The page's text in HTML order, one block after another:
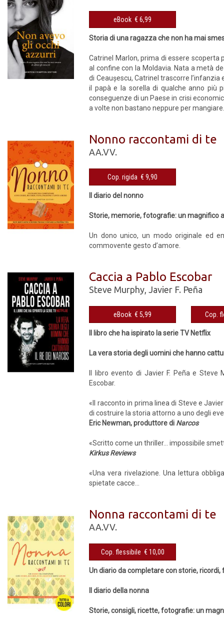
eBook € 6,99
Storia di una ragazza che non ha mai
Catrinel Marlon, prima di essere scoperta
al confine con la Moldavia. Nata a metà
di Ceaușescu, Catrinel trascorre
il papà e la sorella di qualche anno più
conseguenze di un Paese in crisi
a volte non bastano neppure per
Nonno raccontami di te
AA.VV.
Cop. rigida € 9,90
Il diario del nonno
Storie, memorie, fotografie: un magnifico
Un dono unico, un modo originale ed
commovente gesto d’amore.
Caccia a Pablo Escobar
Steve Murphy,Javier F. Peña
eBook € 5,99
Il libro che ha ispirato la serie TV Netflix
La vera storia degli uomini che hanno
Il libro evento di Javier F. Peña e
Escobar.
«Il racconto in prima linea di Steve e
di costruire la storia attorno a uno degli
Eric Newman, produttore di Narcos
«Scritto come un thriller... impossibile
Kirkus Reviews
«Una vera rivelazione. Una lettura
spietate cacce...
Nonna raccontami di te
AA.VV.
Cop. flessibile € 10,00
Un diario da completare con storie,
Il diario della nonna
Storie, consigli, ricette, fotografie: un